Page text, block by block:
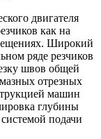
двигателя
как на
Широкий
ряде резчиков
швов общей
отрезных
машин
глубины
подачи